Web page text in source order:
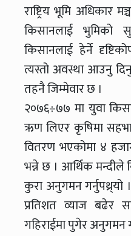
राष्ट्रिय भूमि
किसानलाई भुमिको
किसानलाई हेर्ने
त्यस्तो अवस्था आउनु
तहनै जिम्मेवार छ ।
२०७६÷७७ मा युवा
ऋण लिएर कृषिमा
वितरण भएकोमा ४
भन्ने छ । आर्थिक मन्दीले
कुरा अनुगमन
प्रतिशत व्याज बढेर
गहिराईमा पुगेर अनुगमन